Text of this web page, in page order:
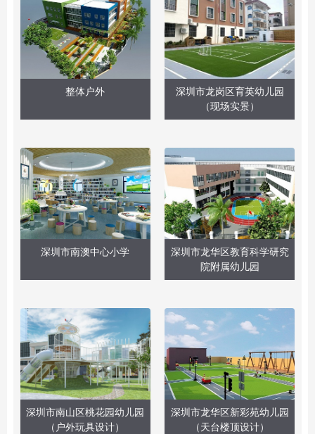
整体户外
深圳市龙岗区育英幼儿园
（现场实景）
深圳市南澳中心小学
深圳市龙华区教育科学研究
院附属幼儿园
深圳市南山区桃花园幼儿园
（户外玩具设计）
深圳市龙华区新彩苑幼儿园
（天台楼顶设计）